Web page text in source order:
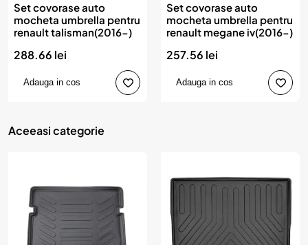
Set covorase auto
mocheta umbrella pentru
renault talisman(2016-)
288.66 lei
Adauga in cos
Set covorase auto
mocheta umbrella pentru
renault megane iv(2016-)
257.56 lei
Adauga in cos
Aceeasi categorie